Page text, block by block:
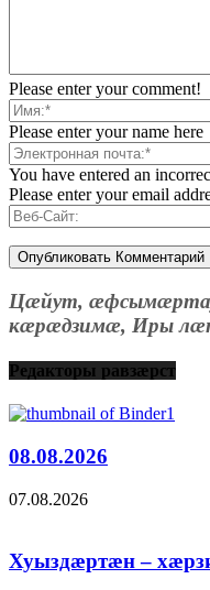
Please enter your comment!
Please enter your name here
You have entered an
Please enter your email
Цæйут,
кæрæдзимæ, Иры
Редакторы равзæрст
08.08.2026
07.08.2026
Хуыздæртæн –